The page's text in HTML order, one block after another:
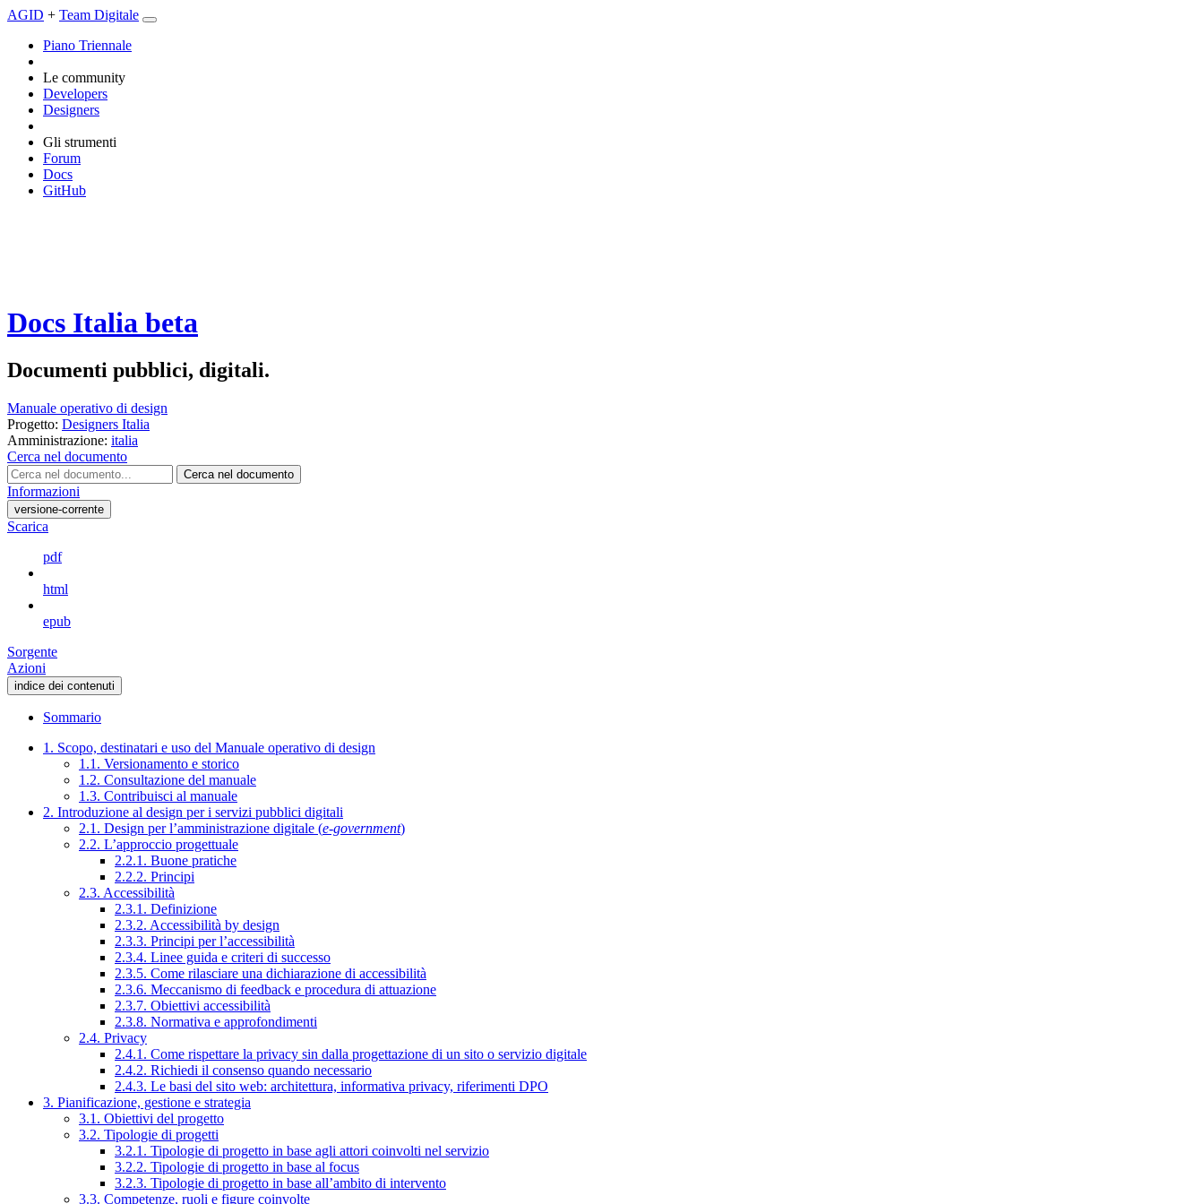
AGID + Team Digitale
Piano Triennale
Le community
Developers
Designers
Gli strumenti
Forum
Docs
GitHub
Docs Italia beta
Documenti pubblici, digitali.
Manuale operativo di design
Progetto: Designers Italia
Amministrazione: italia
Cerca nel documento
Cerca nel documento
Informazioni
versione-corrente
Scarica
pdf
html
epub
Sorgente
Azioni
indice dei contenuti
Sommario
1. Scopo, destinatari e uso del Manuale operativo di design
1.1. Versionamento e storico
1.2. Consultazione del manuale
1.3. Contribuisci al manuale
2. Introduzione al design per i servizi pubblici digitali
2.1. Design per l’amministrazione digitale (e-government)
2.2. L’approccio progettuale
2.2.1. Buone pratiche
2.2.2. Principi
2.3. Accessibilità
2.3.1. Definizione
2.3.2. Accessibilità by design
2.3.3. Principi per l’accessibilità
2.3.4. Linee guida e criteri di successo
2.3.5. Come rilasciare una dichiarazione di accessibilità
2.3.6. Meccanismo di feedback e procedura di attuazione
2.3.7. Obiettivi accessibilità
2.3.8. Normativa e approfondimenti
2.4. Privacy
2.4.1. Come rispettare la privacy sin dalla progettazione di un sito o servizio digitale
2.4.2. Richiedi il consenso quando necessario
2.4.3. Le basi del sito web: architettura, informativa privacy, riferimenti DPO
3. Pianificazione, gestione e strategia
3.1. Obiettivi del progetto
3.2. Tipologie di progetti
3.2.1. Tipologie di progetto in base agli attori coinvolti nel servizio
3.2.2. Tipologie di progetto in base al focus
3.2.3. Tipologie di progetto in base all’ambito di intervento
3.3. Competenze, ruoli e figure coinvolte